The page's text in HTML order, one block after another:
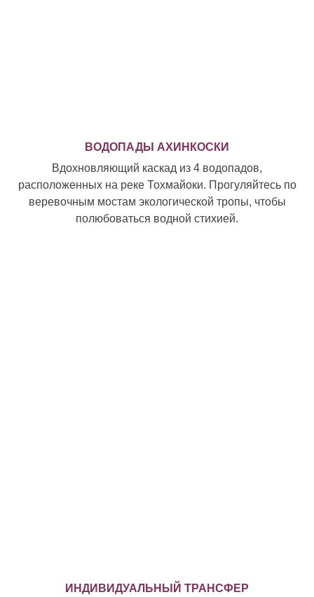
ВОДОПАДЫ АХИНКОСКИ
Вдохновляющий каскад из 4 водопадов,
расположенных на реке Тохмайоки. Прогуляйтесь по
веревочным мостам экологической тропы, чтобы
полюбоваться водной стихией.
ИНДИВИДУАЛЬНЫЙ ТРАНСФЕР